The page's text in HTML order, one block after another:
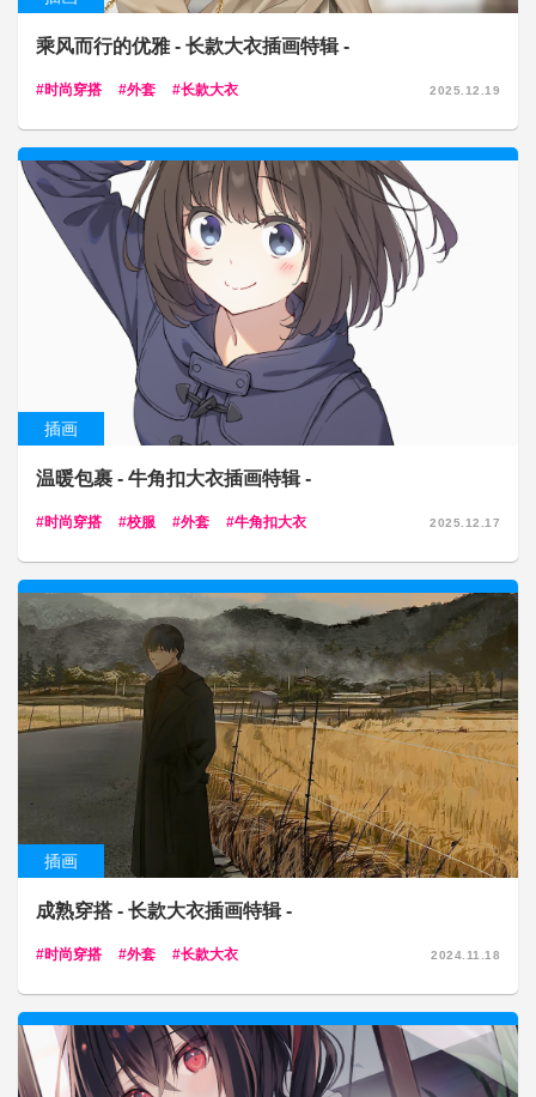
乘风而行的优雅 - 长款大衣插画特辑 -
时尚穿搭 外套 长款大衣 2025.12.19
插画
温暖包裹 - 牛角扣大衣插画特辑 -
时尚穿搭 校服 外套 牛角扣大衣 2025.12.17
插画
成熟穿搭 - 长款大衣插画特辑 -
时尚穿搭 外套 长款大衣 2024.11.18